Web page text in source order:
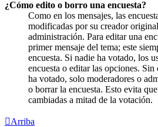
¿Cómo edito o borro una encuesta?
Como en los mensajes, las
modificadas por su creador
administración. Para editar una
primer mensaje del tema; este
encuesta. Si nadie ha votado, los
encuesta o editar las opciones.
ha votado, solo moderadores o
o borrar la encuesta. Esto evita que
cambiadas a mitad de la votación.
Arriba